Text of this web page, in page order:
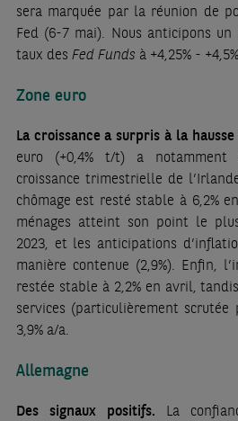
sera marquée par la réunion de
Fed (6-7 mai). Nous anticipons
taux des Fed Funds à +4,25% -
Zone euro
La croissance a surpris à la hausse
euro (+0,4% t/t) a
croissance trimestrielle de
chômage est resté stable à 6,2%
ménages atteint son point le
2023, et les anticipations
manière contenue (2,9%). Enfin,
restée stable à 2,2% en avril,
services (particulièrement
3,9% a/a.
Allemagne
Des signaux positifs. La